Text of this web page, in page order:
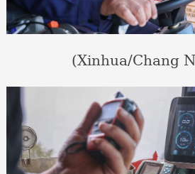
(Xinhua/Chang